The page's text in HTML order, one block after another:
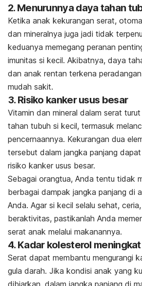
2. Menurunnya daya tahan
Ketika anak kekurangan serat,
dan mineralnya juga jadi tidak
keduanya memegang peranan
imunitas si kecil. Akibatnya, daya
dan anak rentan terkena
mudah sakit.
3. Risiko kanker usus besar
Vitamin dan mineral dalam serat
tahan tubuh si kecil, termasuk
pencernaannya. Kekurangan dua
tersebut dalam jangka panjang
risiko kanker usus besar.
Sebagai orangtua, Anda tentu tidak
berbagai dampak jangka panjang di
Anda. Agar si kecil selalu sehat,
beraktivitas, pastikanlah Anda
serat anak melalui makanannya.
4. Kadar kolesterol meningkat
Serat dapat membantu mengurangi
gula darah. Jika kondisi anak yang
dibiarkan, dalam jangka panjang di